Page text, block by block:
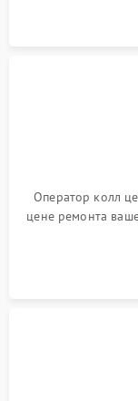
Оператор колл
цене ремонта